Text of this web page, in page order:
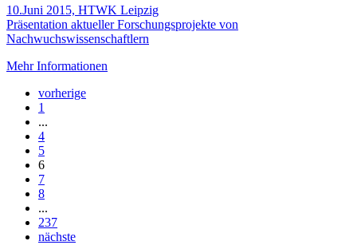
10.Juni 2015, HTWK Leipzig
Präsentation aktueller Forschungsprojekte von
Nachwuchswissenschaftlern
Mehr Informationen
vorherige
1
...
4
5
6
7
8
...
237
nächste